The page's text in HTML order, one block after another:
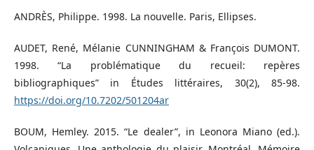
ANDRÈS, Philippe. 1998. La nouvelle. Paris, Ellipses.
AUDET, René, Mélanie CUNNINGHAM & François DUMONT.
1998. “La problématique du recueil: repères
bibliographiques” in Études littéraires, 30(2), 85-98.
https://doi.org/10.7202/501204ar
BOUM, Hemley. 2015. “Le dealer”, in Leonora Miano (ed.).